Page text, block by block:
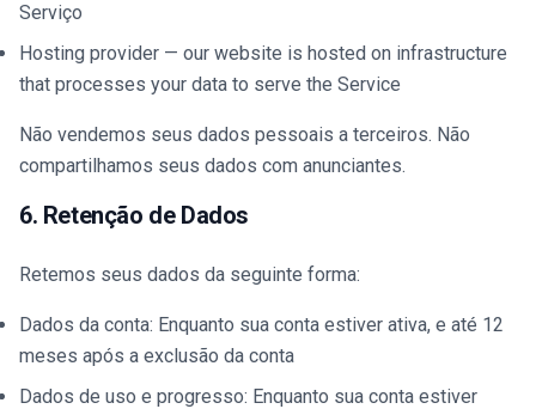
Serviço
Hosting provider — our website is hosted on infrastructure
that processes your data to serve the Service
Não vendemos seus dados pessoais a terceiros. Não
compartilhamos seus dados com anunciantes.
6. Retenção de Dados
Retemos seus dados da seguinte forma:
Dados da conta: Enquanto sua conta estiver ativa, e até 12
meses após a exclusão da conta
Dados de uso e progresso: Enquanto sua conta estiver